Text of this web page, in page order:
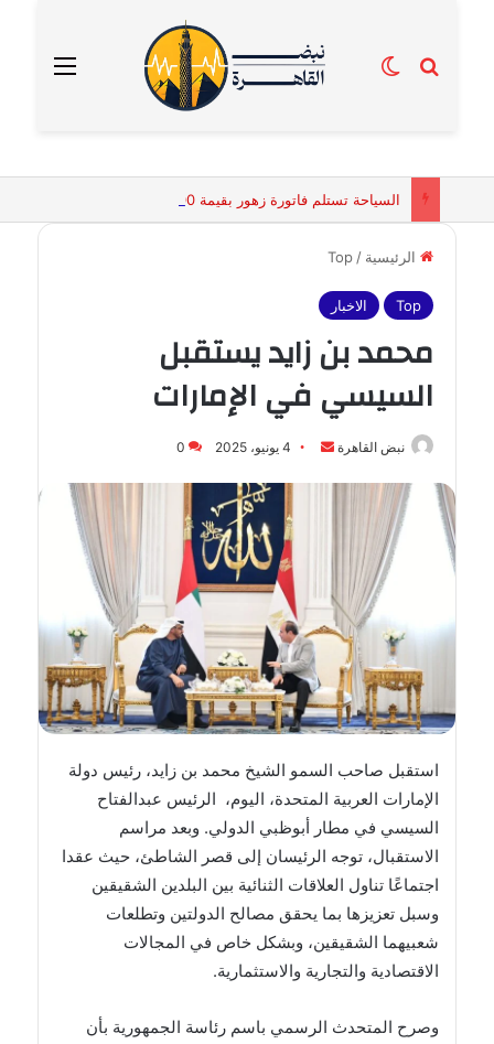
القائمة بحث عنالوضع المظلم
الرئيسية /
Top
Top الاخبار
محمد بن زايد يستقبل
السيسي في الإمارات
نبض القاهرة
أرسل 4 يونيو، 2025 0
استقبل صاحب السمو الشيخ محمد بن زايد، رئيس دولة
الإمارات العربية المتحدة، اليوم، الرئيس عبدالفتاح
السيسي في مطار أبوظبي الدولي. وبعد مراسم
الاستقبال، توجه الرئيسان إلى قصر الشاطئ، حيث عقدا
اجتماعًا تناول العلاقات الثنائية بين البلدين الشقيقين
وسبل تعزيزها بما يحقق مصالح الدولتين وتطلعات
شعبيهما الشقيقين، وبشكل خاص في المجالات
الاقتصادية والتجارية والاستثمارية.
وصرح المتحدث الرسمي باسم رئاسة الجمهورية بأن